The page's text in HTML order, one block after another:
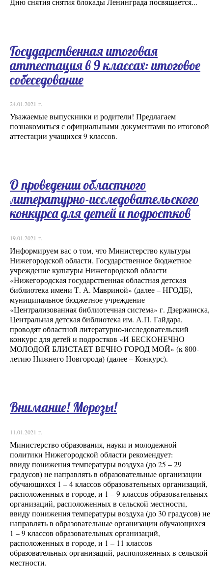
Дню снятия снятия блокады Ленинграда посвящается...
Государственная итоговая
аттестация в 9 классах: итоговое
собеседование
24.01.2021 г.
Уважаемые выпускники и родители! Предлагаем
познакомиться с официальными документами по итоговой
аттестации учащихся 9 классов.
О проведении областного
литературно-исследовательского
конкурса для детей и подростков
19.01.2021 г.
Информируем вас о том, что Министерство культуры
Нижегородской области, Государственное бюджетное
учреждение культуры Нижегородской области
«Нижегородская государственная областная детская
библиотека имени Т. А. Мавриной» (далее – НГОДБ),
муниципальное бюджетное учреждение
«Централизованная библиотечная система» г. Дзержинска,
Центральная детская библиотека им. А.П. Гайдара,
проводят областной литературно-исследовательский
конкурс для детей и подростков «И БЕСКОНЕЧНО
МОЛОДОЙ БЛИСТАЕТ ВЕЧНО ГОРОД МОЙ» (к 800-
летию Нижнего Новгорода) (далее – Конкурс).
Внимание! Морозы!
11.01.2021 г.
Министерство образования, науки и молодежной
политики Нижегородской области рекомендует:
ввиду понижения температуры воздуха (до 25 – 29
градусов) не направлять в образовательные организации
обучающихся 1 – 4 классов образовательных организаций,
расположенных в городе, и 1 – 9 классов образовательных
организаций, расположенных в сельской местности,
ввиду понижения температуры воздуха (до 30 градусов) не
направлять в образовательные организации обучающихся
1 – 9 классов образовательных организаций,
расположенных в городе, и 1 – 11 классов
образовательных организаций, расположенных в сельской
местности.